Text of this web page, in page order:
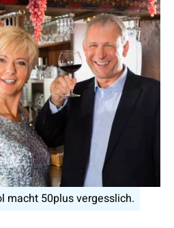
macht 50plus vergesslich.